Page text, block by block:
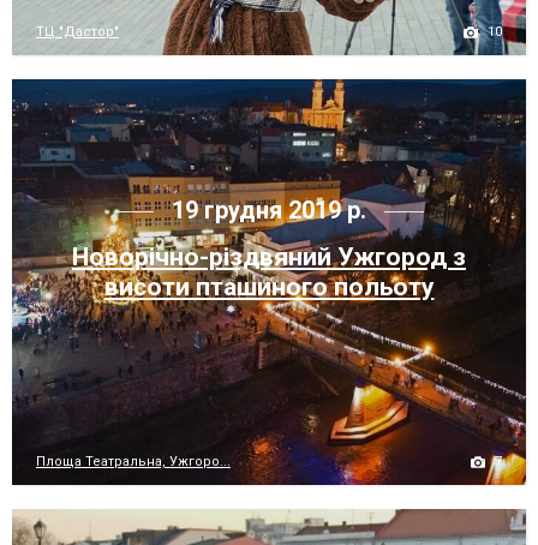
ТЦ "Дастор" 10
19 грудня 2019 р.
Новорічно-різдвяний Ужгород з
висоти пташиного польоту
Площа Театральна, Ужгоро... 7